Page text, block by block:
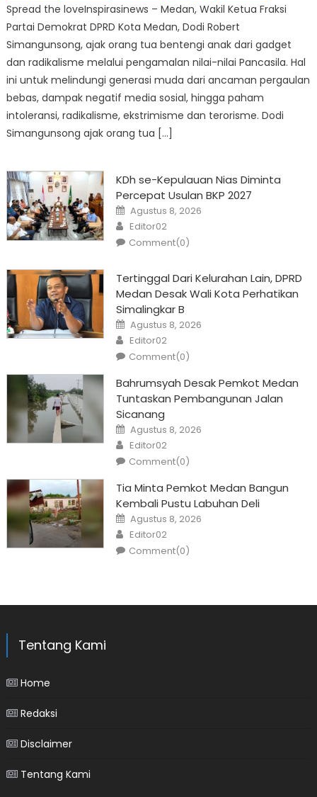
Spread the loveInspirasinews – Medan, Wakil Ketua Fraksi
Partai Demokrat DPRD Kota Medan, Dodi Robert
Simangunsong, ajak orang tua bentengi anak dari gadget
dan radikalisme melalui pengamalan nilai-nilai Pancasila. Hal
ini untuk melindungi generasi muda dari ancaman pergaulan
bebas, dampak negatif media sosial, hingga paham
intoleransi, radikalisme, ekstrimisme dan terorisme. Dodi
Simangunsong ajak orang tua […]
KDh se-Kepulauan Nias Diminta
Percepat Usulan BKP 2027
Posted
on
Agustus 8, 2026
Author
Editor02
Comment(0)
Tertinggal Dari Kelurahan Lain, DPRD
Medan Desak Wali Kota Perhatikan
Simalingkar B
Posted
on
Agustus 8, 2026
Author
Editor02
Comment(0)
Bahrumsyah Desak Pemkot Medan
Tuntaskan Pembangunan Jalan
Sicanang
Posted
on
Agustus 8, 2026
Author
Editor02
Comment(0)
Tia Minta Pemkot Medan Bangun
Kembali Pustu Labuhan Deli
Posted
on
Agustus 8, 2026
Author
Editor02
Comment(0)
Tentang Kami
Home
Redaksi
Disclaimer
Tentang Kami